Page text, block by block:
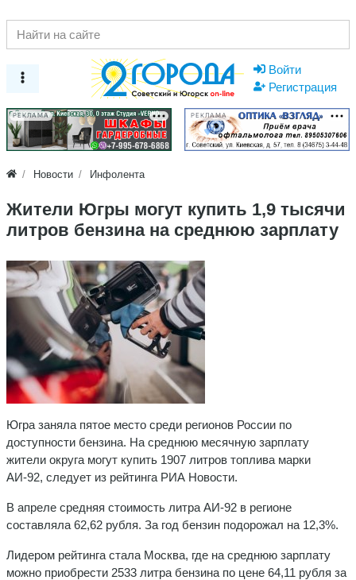
Войти
Регистрация
РЕКЛАМА РЕКЛАМА
Новости Инфолента
Жители Югры могут купить 1,9 тысячи
литров бензина на среднюю зарплату
Югра заняла пятое место среди регионов России по
доступности бензина. На среднюю месячную зарплату
жители округа могут купить 1907 литров топлива марки
АИ-92, следует из рейтинга РИА Новости.
В апреле средняя стоимость литра АИ-92 в регионе
составляла 62,62 рубля. За год бензин подорожал на 12,3%.
Лидером рейтинга стала Москва, где на среднюю зарплату
можно приобрести 2533 литра бензина по цене 64,11 рубля за